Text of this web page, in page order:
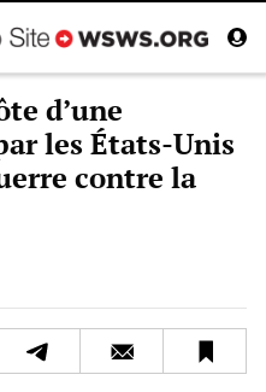
d’une
les États-Unis
contre la